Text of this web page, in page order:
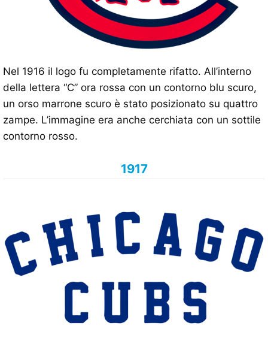
Nel 1916 il logo fu completamente rifatto. All’interno
della lettera “C” ora rossa con un contorno blu scuro,
un orso marrone scuro è stato posizionato su quattro
zampe. L’immagine era anche cerchiata con un sottile
contorno rosso.
1917